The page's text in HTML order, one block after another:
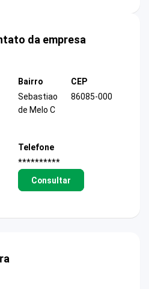
da empresa
Bairro
Sebastiao
de Melo C
CEP
86085-000
Telefone
**********
Consultar